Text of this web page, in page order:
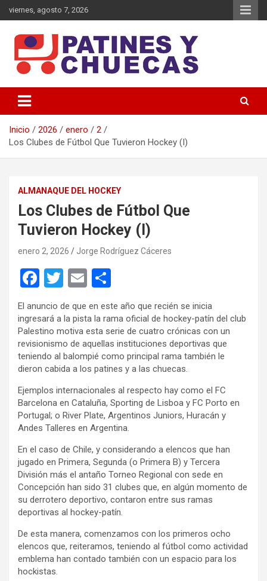
Saltar
al
viernes, agosto 7, 2026
Patines y Chuecas
Inicio 2026 enero
2
Los Clubes de Fútbol Que Tuvieron Hockey (I)
ALMANAQUE DEL HOCKEY
Los Clubes de Fútbol Que
Tuvieron Hockey (I)
enero 2, 2026 Jorge Rodríguez Cáceres
F
ce
b
o
o
k
T
wi
tt
er
E
ail
o
m
p
ar
tir
El anuncio de que en este año que recién se inicia
ingresará a la pista la rama oficial de hockey-patín del club
Palestino motiva esta serie de cuatro crónicas con un
revisionismo de aquellas instituciones deportivas que
teniendo al balompié como principal rama también le
dieron cabida a los patines y a las chuecas.
Ejemplos internacionales al respecto hay como el FC
Barcelona en Cataluña, Sporting de Lisboa y FC Porto en
Portugal; o River Plate, Argentinos Juniors, Huracán y
Andes Talleres en Argentina.
En el caso de Chile, y considerando a elencos que han
jugado en Primera, Segunda (o Primera B) y Tercera
División más el antaño Torneo Regional con sede en
Concepción han sido 31 clubes que, en algún momento de
su derrotero deportivo, contaron entre sus ramas
deportivas al hockey-patín.
De esta manera, comenzamos con los primeros ocho
elencos que, reiteramos, teniendo al fútbol como actividad
emblema han contado también con un espacio para los
hockistas.